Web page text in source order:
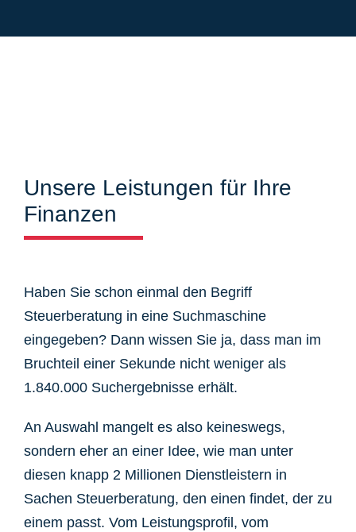
Unsere Leistungen für Ihre
Finanzen
Haben Sie schon einmal den Begriff
Steuerberatung in eine Suchmaschine
eingegeben? Dann wissen Sie ja, dass man im
Bruchteil einer Sekunde nicht weniger als
1.840.000 Suchergebnisse erhält.
An Auswahl mangelt es also keineswegs,
sondern eher an einer Idee, wie man unter
diesen knapp 2 Millionen Dienstleistern in
Sachen Steuerberatung, den einen findet, der zu
einem passt. Vom Leistungsprofil, vom